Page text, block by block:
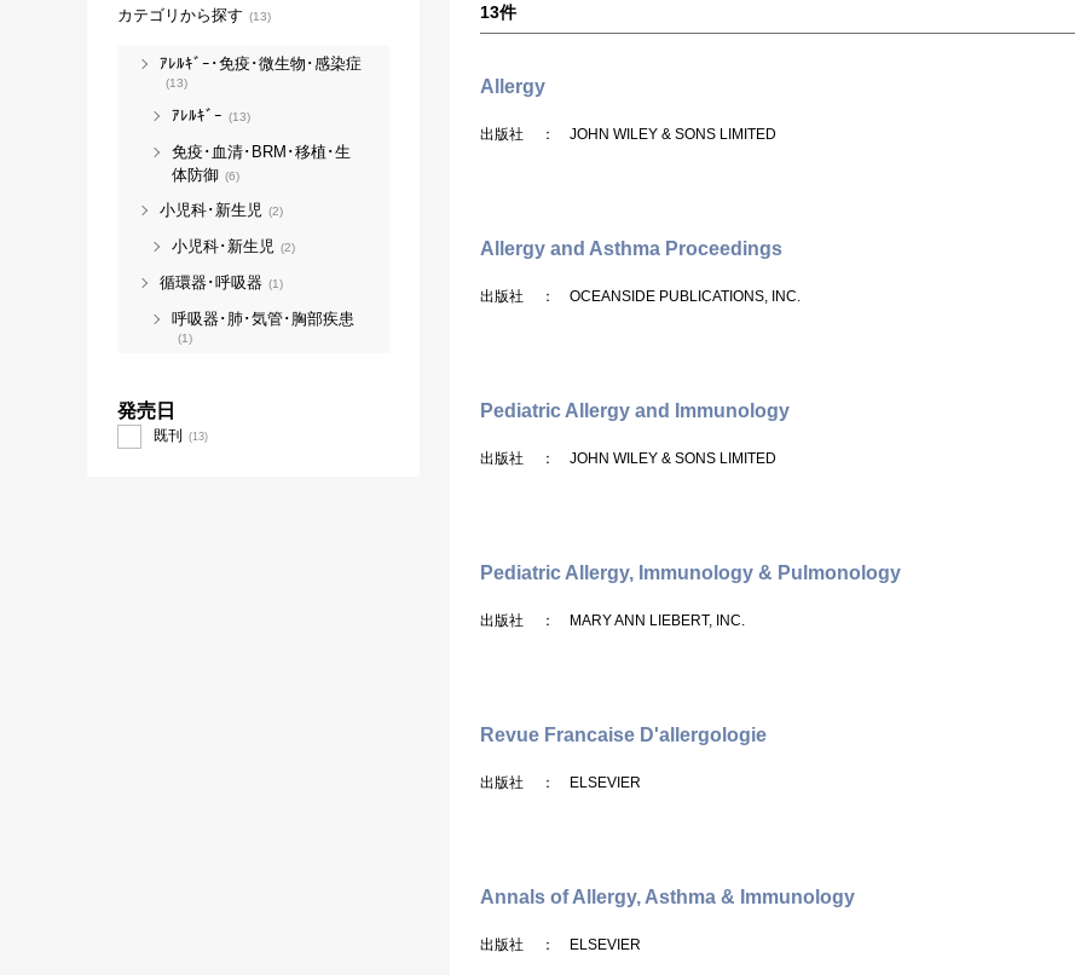
13件
Allergy
出版社 ： JOHN WILEY & SONS LIMITED
Allergy and Asthma Proceedings
出版社 ： OCEANSIDE PUBLICATIONS, INC.
Pediatric Allergy and Immunology
出版社 ： JOHN WILEY & SONS LIMITED
Pediatric Allergy, Immunology & Pulmonology
出版社 ： MARY ANN LIEBERT, INC.
Revue Francaise D'allergologie
出版社 ： ELSEVIER
Annals of Allergy, Asthma & Immunology
出版社 ： ELSEVIER
カテゴリから探す (13)
ｱﾚﾙｷﾞｰ･免疫･微生物･感染症
(13)
ｱﾚﾙｷﾞｰ (13)
免疫･血清･BRM･移植･生
体防御 (6)
小児科･新生児 (2)
小児科･新生児 (2)
循環器･呼吸器 (1)
呼吸器･肺･気管･胸部疾患
(1)
発売日
既刊 (13)